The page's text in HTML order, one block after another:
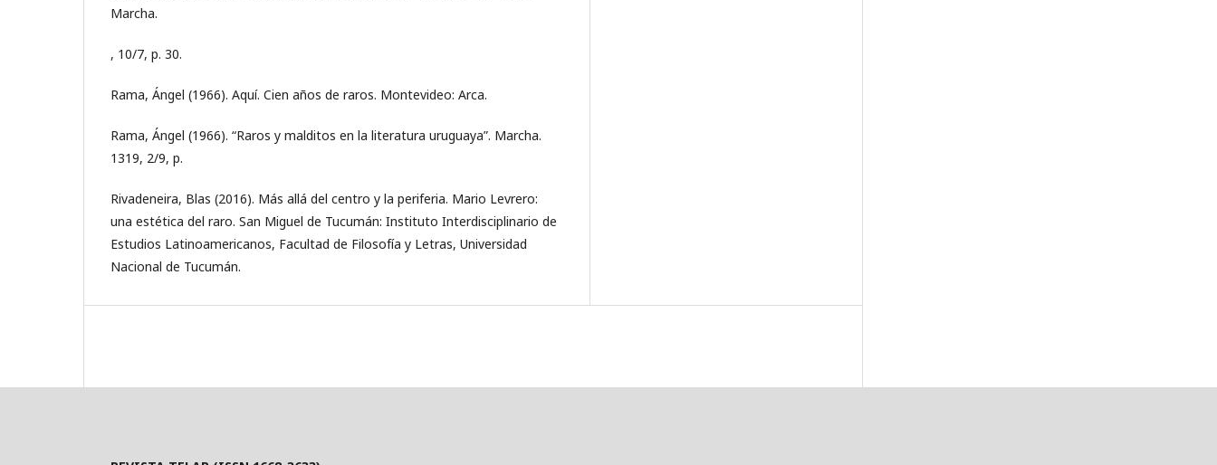
Marcha.
, 10/7, p. 30.
Rama, Ángel (1966). Aquí. Cien años de raros. Montevideo: Arca.
Rama, Ángel (1966). “Raros y malditos en la literatura uruguaya”. Marcha.
1319, 2/9, p.
Rivadeneira, Blas (2016). Más allá del centro y la periferia. Mario Levrero:
una estética del raro. San Miguel de Tucumán: Instituto Interdisciplinario de
Estudios Latinoamericanos, Facultad de Filosofía y Letras, Universidad
Nacional de Tucumán.